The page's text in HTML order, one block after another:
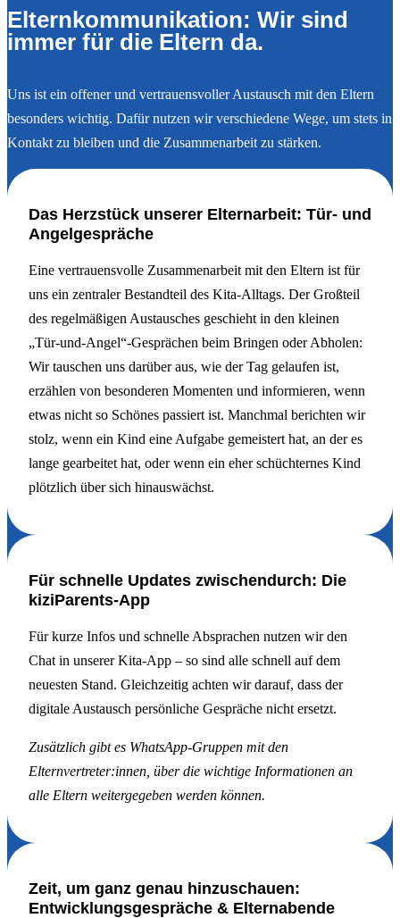
Elternkommunikation: Wir sind
immer für die Eltern da.
Uns ist ein offener und vertrauensvoller Austausch mit den Eltern
besonders wichtig. Dafür nutzen wir verschiedene Wege, um stets in
Kontakt zu bleiben und die Zusammenarbeit zu stärken.
Das Herzstück unserer Elternarbeit: Tür- und
Angelgespräche
Eine vertrauensvolle Zusammenarbeit mit den Eltern ist für
uns ein zentraler Bestandteil des Kita-Alltags. Der Großteil
des regelmäßigen Austausches geschieht in den kleinen
„Tür-und-Angel“-Gesprächen beim Bringen oder Abholen:
Wir tauschen uns darüber aus, wie der Tag gelaufen ist,
erzählen von besonderen Momenten und informieren, wenn
etwas nicht so Schönes passiert ist. Manchmal berichten wir
stolz, wenn ein Kind eine Aufgabe gemeistert hat, an der es
lange gearbeitet hat, oder wenn ein eher schüchternes Kind
plötzlich über sich hinauswächst.
Für schnelle Updates zwischendurch: Die
kiziParents-App
Für kurze Infos und schnelle Absprachen nutzen wir den
Chat in unserer Kita-App – so sind alle schnell auf dem
neuesten Stand. Gleichzeitig achten wir darauf, dass der
digitale Austausch persönliche Gespräche nicht ersetzt.
Zusätzlich gibt es WhatsApp-Gruppen mit den
Elternvertreter:innen, über die wichtige Informationen an
alle Eltern weitergegeben werden können.
Zeit, um ganz genau hinzuschauen:
Entwicklungsgespräche & Elternabende